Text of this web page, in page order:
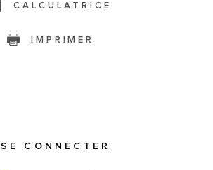
CALCULATRICE
IMPRIMER
SE CONNECTER